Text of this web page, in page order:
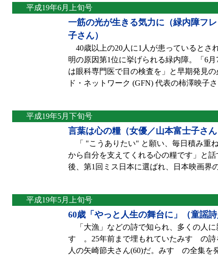
平成19年6月上旬号
一筋の光が生きる気力に（緑内障フ
子さん）
40歳以上の20人に1人が患っているとさ
明の原因第1位に挙げられる緑内障。「6
は眼科専門医で目の検査を」と早期発見
ド・ネットワーク (GFN) 代表の柿澤映子
平成19年5月下旬号
言葉は心の糧（女優／山本富士子さ
「 "こうありたい" と願い、毎日積み重
から自分を支えてくれる心の糧です」と
後、第1回ミス日本に選ばれ、日本映画界
平成19年5月上旬号
60歳「やっと人生の舞台に」（童謡
「大漁」などの詩で知られ、多くの人
すゞ。25年前まで埋もれていたみすゞの
人の矢崎節夫さん(60)だ。みすゞの全集